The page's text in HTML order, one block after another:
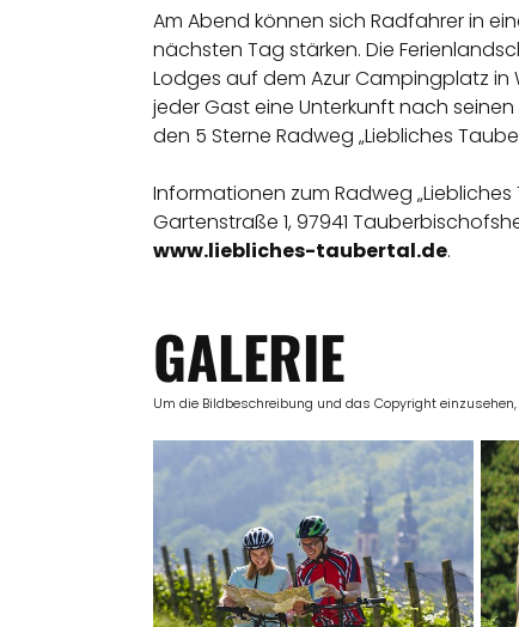
Am Abend können sich Radfahrer in
nächsten Tag stärken. Die
Lodges auf dem Azur Campingplatz in
jeder Gast eine Unterkunft nach
den 5 Sterne Radweg „Liebliches
Informationen zum Radweg
Gartenstraße 1, 97941
www.liebliches-taubertal.de.
GALERIE
Um die Bildbeschreibung und das Copyright